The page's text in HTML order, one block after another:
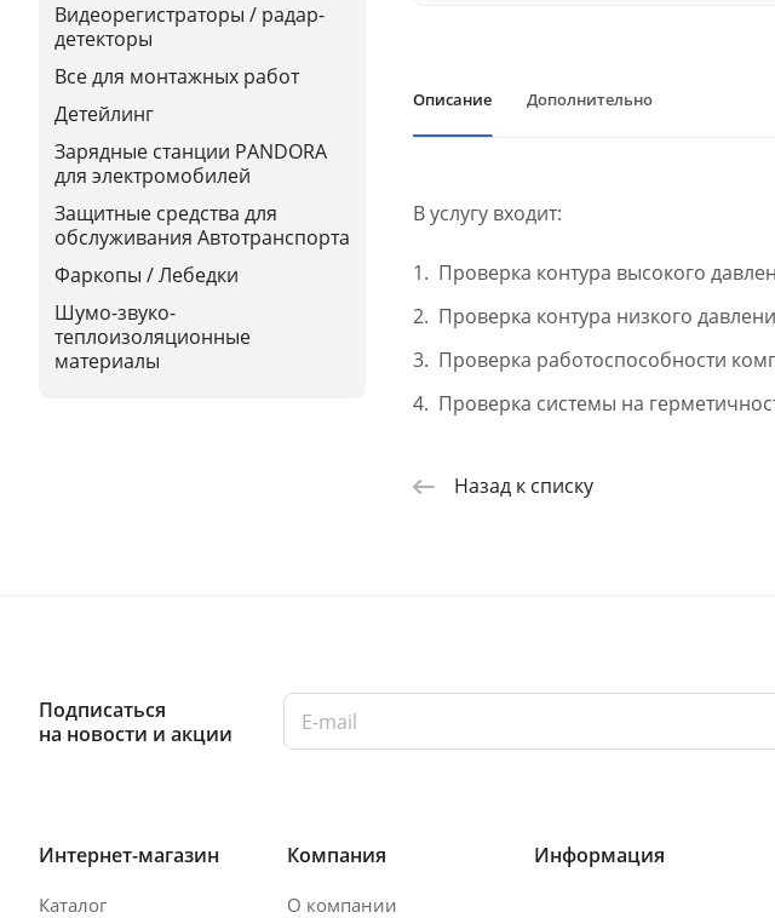
Описание Дополнительно
В услугу входит:
Проверка контура высокого
Проверка контура низкого
Проверка работоспособности
Проверка системы на
Назад к списку
Видеорегистраторы / радар-
детекторы
Все для монтажных работ
Детейлинг
Зарядные станции PANDORA
для электромобилей
Защитные средства для
обслуживания Автотранспорта
Фаркопы / Лебедки
Шумо-звуко-
теплоизоляционные
материалы
Подписаться
на новости и акции
Интернет-магазин
Каталог
Компания
О компании
Информация